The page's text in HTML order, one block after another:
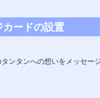
カードの設置
ンタンへの想いをメッセー